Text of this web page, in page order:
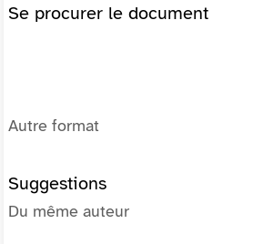
Se procurer le document
Autre format
Suggestions
Du même auteur